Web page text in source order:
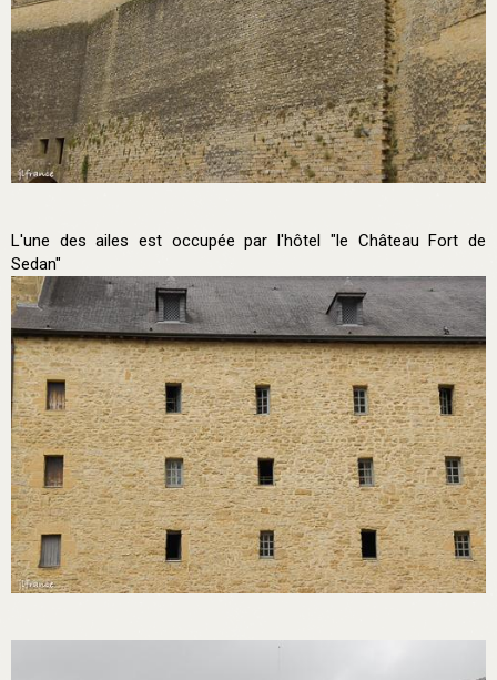
L'une des ailes est occupée par l'hôtel "le Château Fort de
Sedan"